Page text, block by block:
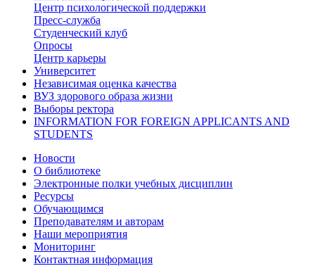
Центр психологической поддержки
Пресс-служба
Студенческий клуб
Опросы
Центр карьеры
Университет
Независимая оценка качества
ВУЗ здорового образа жизни
Выборы ректора
INFORMATION FOR FOREIGN APPLICANTS AND
STUDENTS
Новости
О библиотеке
Электронные полки учебных дисциплин
Ресурсы
Обучающимся
Преподавателям и авторам
Наши мероприятия
Мониторинг
Контактная информация